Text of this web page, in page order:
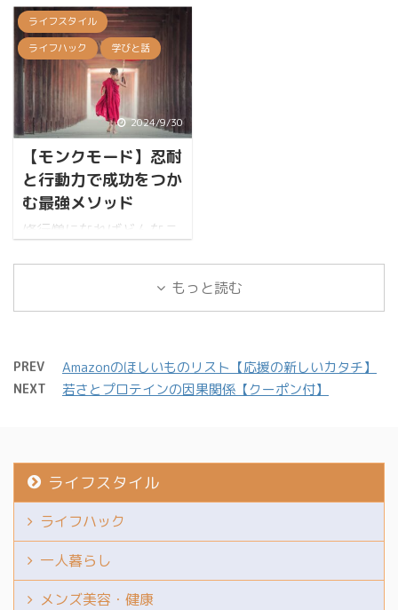
てきた私がたどり着いた
『月額1,000円台で満足
度MAXにする、VODの最
強の組み合わせ』を、あ
なたのタイプ別に伝授し
ます きなこ無駄を省いて
無駄なことするKINAKO
ですX（日常更新多
め）、をやってます 結
論：節約家が選ぶべき
VODの「最強の組み合わ
理でという考え方なので
この記事にはかなりの偏
りがあることだけ先に言
っておく。 見た目や味で
楽しむものだと思うけ
ど、手軽に素早く接種で
きるサプリとの違いは果
たしてそれだけが理由な
のか考察していきたいと
思う。 きなこKINAKOで
す。X【旧Twitter】（日
常更新多め）、をやって
ます。自己紹介 俺達は中
多忙 自炊なんてしてる時
な40代男性、多いのでは
ないだろうか。 健康維持
X【Twitter】（日常更新
多め）、をやってます。
こにライフハックがあん
ねんって。わがります。
ライフスタイル
ライフハック
学びと話
2024/9/30
【モンクモード】忍耐
と行動力で成功をつか
む最強メソッド
修行僧になればどんなこ
達成だの、ジョージなど
に特化した生活スタイル
のが「MONKMODE」
だ。 今回は、それがどん
なものなのか具体的に説
KINAKOです。
X【Twitter】（日常更新
多め）、をやってます。
自己紹介
「MONKMODE」とは 生
活の中から不必要な要素
を排除し、自分の目標や
もっと読む
PREV Amazonのほしいものリスト【応援の新しいカタチ】
NEXT 若さとプロテインの因果関係【クーポン付】
ライフスタイル
ライフハック
一人暮らし
メンズ美容・健康